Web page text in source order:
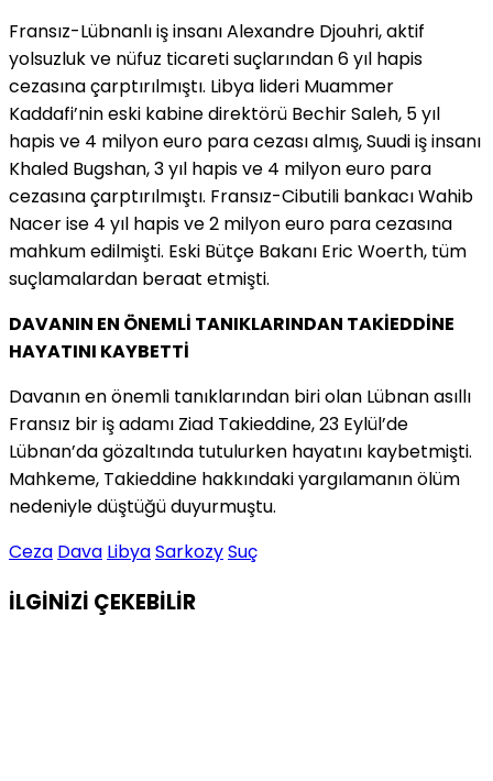
Fransız-Lübnanlı iş insanı Alexandre Djouhri, aktif
yolsuzluk ve nüfuz ticareti suçlarından 6 yıl hapis
cezasına çarptırılmıştı. Libya lideri Muammer
Kaddafi’nin eski kabine direktörü Bechir Saleh, 5 yıl
hapis ve 4 milyon euro para cezası almış, Suudi iş insanı
Khaled Bugshan, 3 yıl hapis ve 4 milyon euro para
cezasına çarptırılmıştı. Fransız-Cibutili bankacı Wahib
Nacer ise 4 yıl hapis ve 2 milyon euro para cezasına
mahkum edilmişti. Eski Bütçe Bakanı Eric Woerth, tüm
suçlamalardan beraat etmişti.
DAVANIN EN ÖNEMLİ TANIKLARINDAN TAKİEDDİNE
HAYATINI KAYBETTİ
Davanın en önemli tanıklarından biri olan Lübnan asıllı
Fransız bir iş adamı Ziad Takieddine, 23 Eylül’de
Lübnan’da gözaltında tutulurken hayatını kaybetmişti.
Mahkeme, Takieddine hakkındaki yargılamanın ölüm
nedeniyle düştüğü duyurmuştu.
Ceza Dava LibyaSarkozySuç
İLGİNİZİ ÇEKEBİLİR